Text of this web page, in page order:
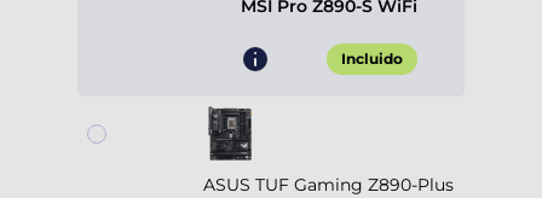
MSI Pro Z890-S WiFi
Incluido
ASUS TUF Gaming Z890-Plus